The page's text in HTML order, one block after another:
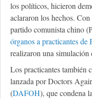
los políticos, hicieron
aclararon los hechos.
partido comunista chino
órganos a practicantes de
realizaron una simulación
Los practicantes también
lanzada por Doctors
(DAFOH), que condena